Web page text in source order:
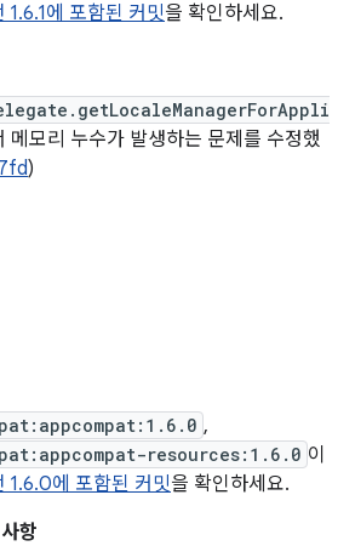
1.6.1에 포함된 커밋을 확인하세요.
메모리 누수가 발생하는 문제를 수정했
)
,
resources:1.6.0 이
1.6.0에 포함된 커밋을 확인하세요.
항